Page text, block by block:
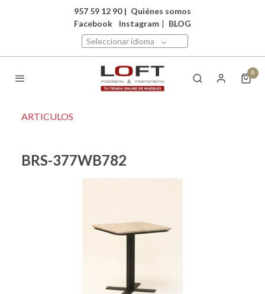
957 59 12 90 | Quiénes somos
Facebook
Instagram | BLOG
Seleccionar idioma
0
ARTICULOS
BRS-377WB782